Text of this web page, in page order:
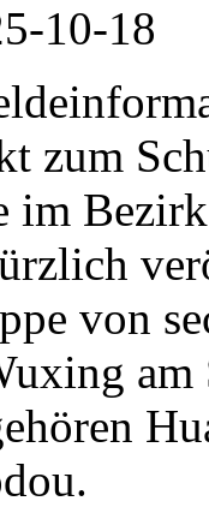
10-18
zum
im
von
am